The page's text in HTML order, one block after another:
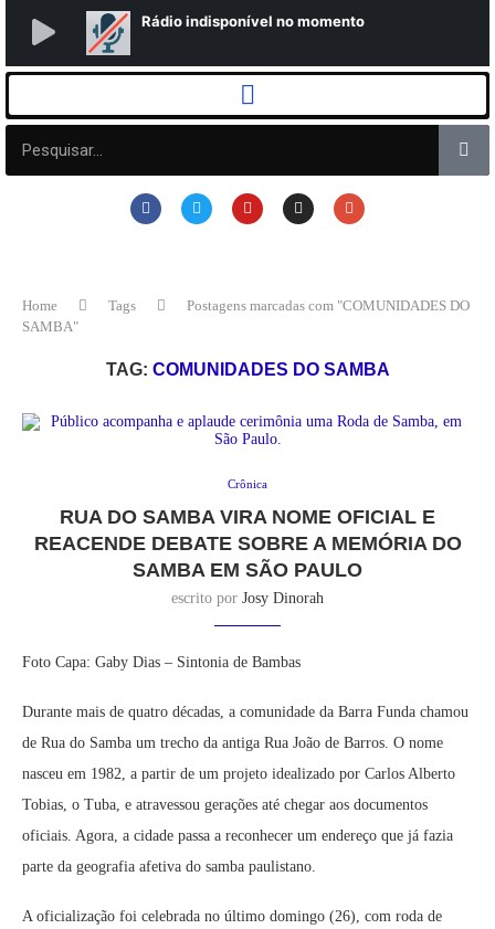
Home Tags
Postagens marcadas com "COMUNIDADES DO
SAMBA"
TAG: COMUNIDADES DO SAMBA
Crônica
RUA DO SAMBA VIRA NOME OFICIAL E
REACENDE DEBATE SOBRE A MEMÓRIA DO
SAMBA EM SÃO PAULO
escrito por Josy Dinorah
Foto Capa: Gaby Dias – Sintonia de Bambas
Durante mais de quatro décadas, a comunidade da Barra Funda chamou
de Rua do Samba um trecho da antiga Rua João de Barros. O nome
nasceu em 1982, a partir de um projeto idealizado por Carlos Alberto
Tobias, o Tuba, e atravessou gerações até chegar aos documentos
oficiais. Agora, a cidade passa a reconhecer um endereço que já fazia
parte da geografia afetiva do samba paulistano.
A oficialização foi celebrada no último domingo (26), com roda de